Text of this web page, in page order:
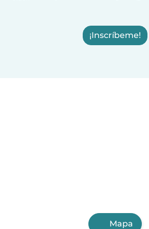
¡Inscríbeme!
Mapa